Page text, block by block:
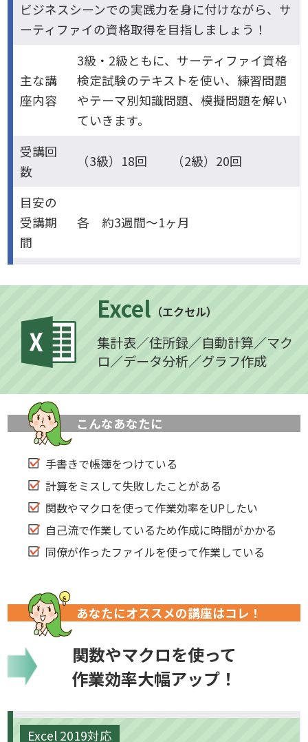
ビジネスシーンでの実践力を身に付けながら、サ
ーティファイの資格取得を目指しましょう！
主な講
座内容
3級・2級ともに、サーティファイ資格
検定試験のテキストを使い、練習問題
やテーマ別知識問題、模擬問題を解い
ていきます。
受講回
数
（3級）18回 （2級）20回
目安の
受講期
間
各 約3週間～1ヶ月
Excel （エクセル）
集計表／住所録／自動計算／マク
ロ／データ分析／グラフ作成
こんなあなたに
手書きで帳簿をつけている
計算をミスして失敗したことがある
関数やマクロを使って作業効率をUPしたい
自己流で作業しているため作成に時間がかかる
同僚が作ったファイルを使って作業している
あなたにオススメの講座はコレ！
関数やマクロを使って
作業効率大幅アップ！
Excel 2019対応